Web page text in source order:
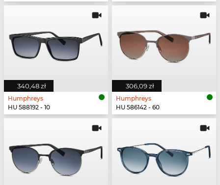
340,48 zł
Humphreys
HU 588192 - 10
306,09 zł
Humphreys
HU 586142 - 60